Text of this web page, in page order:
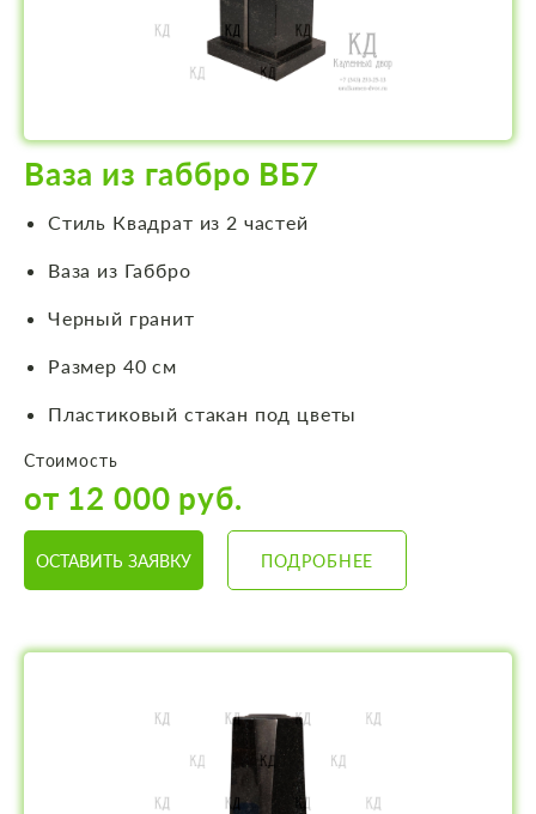
Ваза из габбро ВБ7
Стиль Квадрат из 2 частей
Ваза из Габбро
Черный гранит
Размер 40 см
Пластиковый стакан под цветы
Стоимость
от 12 000 руб.
ОСТАВИТЬ ЗАЯВКУ ПОДРОБНЕЕ